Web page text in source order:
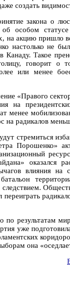
создать
закона о
особом
на акцию пришло
настолько не был
Такое
говорит о
или менее
«Правого
на
менее
на радикалов
стремиться
Порошенко»
оказался
влияния на
по результатам
уже
она